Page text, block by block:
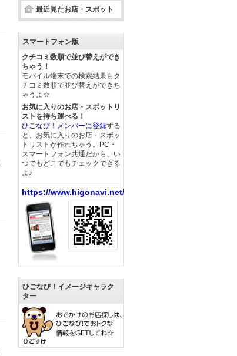
最近見たお店・スポット
スマートフォン版
クチコミ数順で並び替えができ
ちゃう！
モバイル端末での検索結果もク
チコミ数順で並び替えができち
ゃうよ☆
お気に入りのお店・スポットリ
ストを持ち運べる！
ひごなび！メンバーに登録する
と、お気に入りのお店・スポッ
トリストが作れちゃう。PC・
スマートフォン共通だから、い
つでもどこでもチェックできる
よ♪
https://www.higonavi.net/
ひごなび！イメージキャラク
ター